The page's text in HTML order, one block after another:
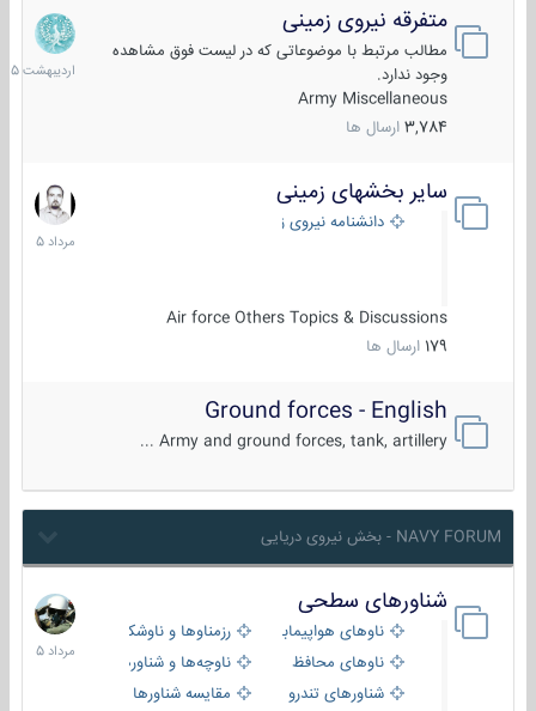
متفرقه نیروی زمینی
مطالب مرتبط با موضوعاتی که در لیست فوق مشاهده
وجود ندارد.
Army Miscellaneous
3,784 ارسال ها
27
1405
سایر بخشهای زمینی
دانشنامه نیروی زمینی
Air force Others Topics & Discussions
179 ارسال ها
9
مرداد
1405
Ground forces - English
Army and ground forces, tank, artillery ...
NAVY FORUM - بخش نیروی دریایی
شناورهای سطحی
ناوهای هواپیمابر و بالگرد بررزمناوها و ناوشکن‌ها
ناوهای محافظ
ناوچه‌ها و شناورهای گشتی
شناورهای تندرو
مقایسه شناورها
2
مرداد
1405